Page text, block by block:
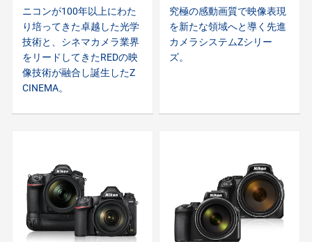
ニコンが100年以上にわた
り培ってきた卓越した光学
技術と、シネマカメラ業界
をリードしてきたREDの映
像技術が融合し誕生したZ
CINEMA。
究極の感動画質で映像表現
を新たな領域へと導く先進
カメラシステムZシリー
ズ。